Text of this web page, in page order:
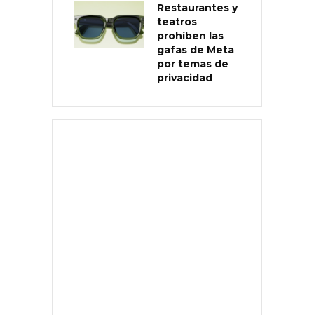
Restaurantes y
teatros
prohíben las
gafas de Meta
por temas de
privacidad